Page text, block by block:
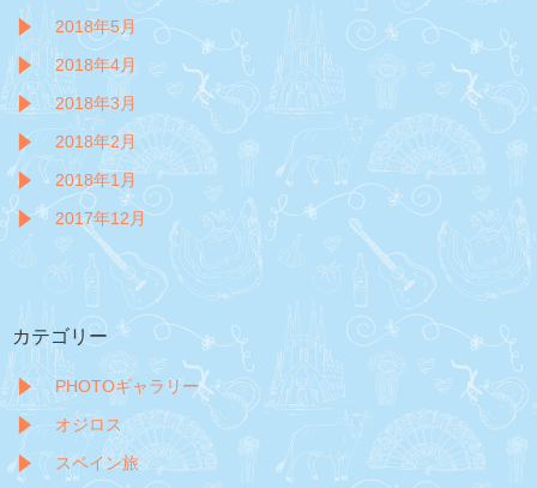
2018年5月
2018年4月
2018年3月
2018年2月
2018年1月
2017年12月
カテゴリー
PHOTOギャラリー
オジロス
スペイン旅